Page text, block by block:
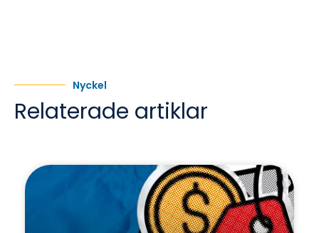
Nyckel
Relaterade artiklar